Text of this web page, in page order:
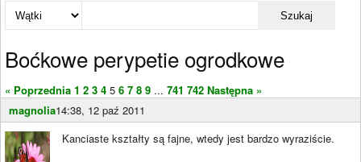
Szukaj
Boćkowe perypetie ogrodkowe
« Poprzednia 1 2 3 4 5 6 7 8 9 ... 741 742 Następna »
magnolia14:38, 12 paź 2011
Kanciaste kształty są fajne, wtedy jest bardzo wyraziście.